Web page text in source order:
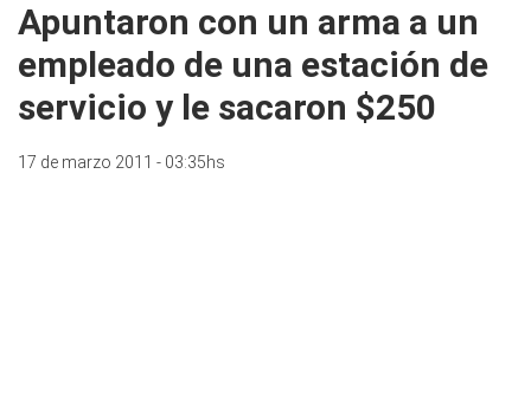
Apuntaron con un arma a un
empleado de una estación de
servicio y le sacaron $250
17 de marzo 2011 - 03:35hs